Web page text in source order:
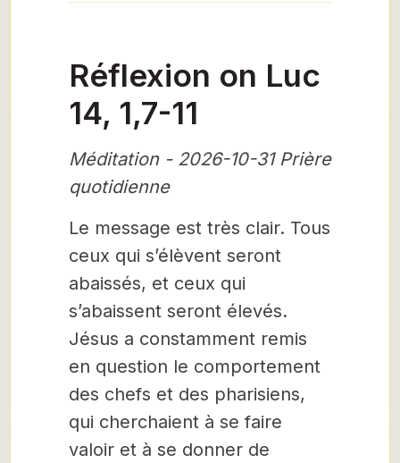
Réflexion on Luc
14, 1,7-11
Méditation - 2026-10-31 Prière
quotidienne
Le message est très clair. Tous
ceux qui s’élèvent seront
abaissés, et ceux qui
s’abaissent seront élevés.
Jésus a constamment remis
en question le comportement
des chefs et des pharisiens,
qui cherchaient à se faire
valoir et à se donner de